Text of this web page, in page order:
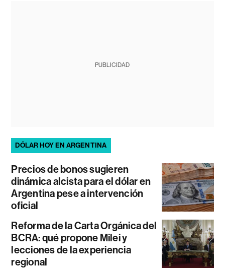
PUBLICIDAD
DÓLAR HOY EN ARGENTINA
Precios de bonos sugieren
dinámica alcista para el dólar en
Argentina pese a intervención
oficial
Reforma de la Carta Orgánica del
BCRA: qué propone Milei y
lecciones de la experiencia
regional